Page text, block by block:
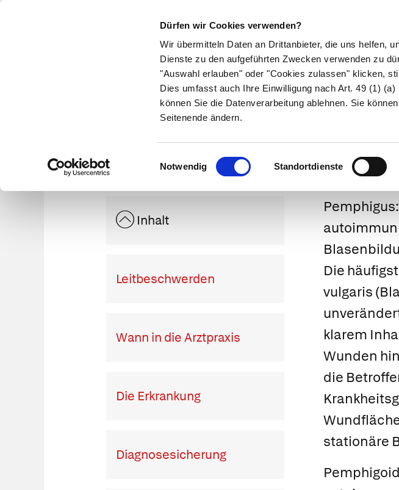
Dürfen wir Cookies verwenden?
Wir übermitteln Daten an Drittanbieter, die uns helfen,
Dienste zu den aufgeführten Zwecken verwenden zu
"Auswahl erlauben" oder "Cookies zulassen" klicken,
Dies umfasst auch Ihre Einwilligung nach Art. 49 (1)
können Sie die Datenverarbeitung ablehnen. Sie
Seitenende ändern.
Einwilligungsauswahl
Notwendig Standortdienste
Symptome Therapie Medikamente
Pemphigus
Inhalt
Leitbeschwerden
Wann in die Arztpraxis
Die Erkrankung
Diagnosesicherung
Pemphigus
Die
vulgaris
klarem
Wunden
die
stationäre